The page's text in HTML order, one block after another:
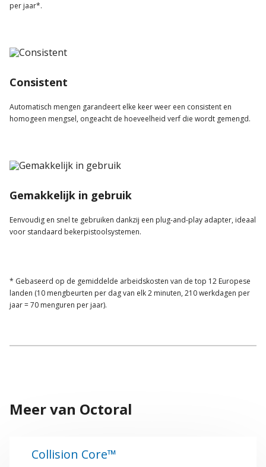
per jaar*.
Consistent
Automatisch mengen garandeert elke keer weer een consistent en
homogeen mengsel, ongeacht de hoeveelheid verf die wordt gemengd.
Gemakkelijk in gebruik
Eenvoudig en snel te gebruiken dankzij een plug-and-play adapter, ideaal
voor standaard bekerpistoolsystemen.
* Gebaseerd op de gemiddelde arbeidskosten van de top 12 Europese
landen (10 mengbeurten per dag van elk 2 minuten, 210 werkdagen per
jaar = 70 menguren per jaar).
Meer van Octoral
Collision Core™